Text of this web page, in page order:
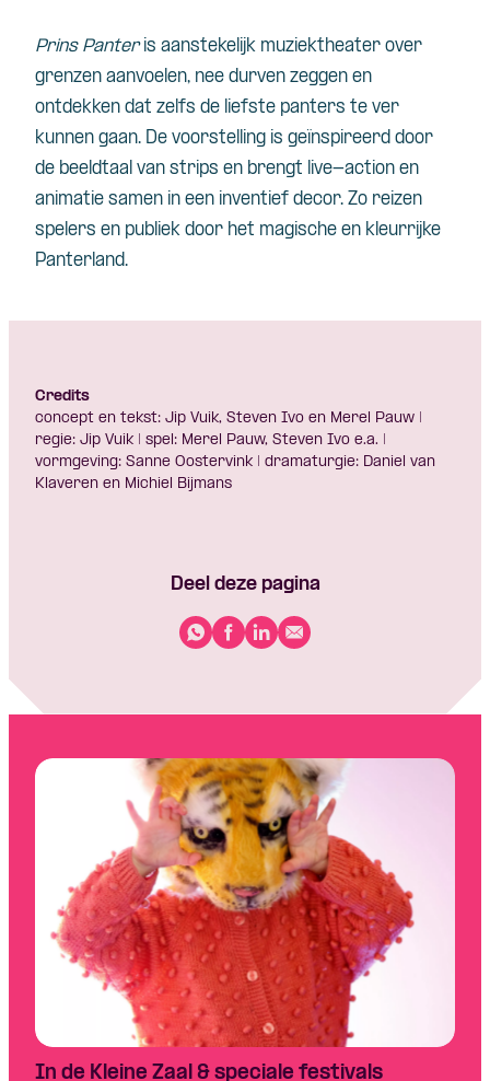
Prins Panteris aanstekelijk muziektheater over
grenzen aanvoelen, nee durven zeggen en
ontdekken dat zelfs de liefste panters te ver
kunnen gaan. De voorstelling is geïnspireerd door
de beeldtaal van strips en brengt live-action en
animatie samen in een inventief decor. Zo reizen
spelers en publiek door het magische en kleurrijke
Panterland.
Credits
concept en tekst: Jip Vuik, Steven Ivo en Merel Pauw |
regie: Jip Vuik | spel: Merel Pauw, Steven Ivo e.a. |
vormgeving: Sanne Oostervink | dramaturgie: Daniel van
Klaveren en Michiel Bijmans
Deel deze pagina
In de Kleine Zaal & speciale festivals